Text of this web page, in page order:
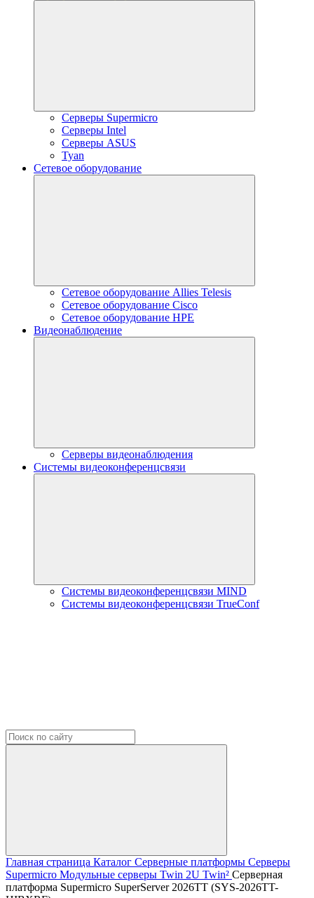
Серверы Supermicro
Серверы Intel
Серверы ASUS
Tyan
Сетевое оборудование
Сетевое оборудование Allies Telesis
Сетевое оборудование Cisco
Сетевое оборудование HPE
Видеонаблюдение
Серверы видеонаблюдения
Системы видеоконференцсвязи
Системы видеоконференцсвязи MIND
Системы видеоконференцсвязи TrueConf
Главная страница Каталог Серверные платформы Серверы
Supermicro Модульные серверы Twin 2U Twin² Серверная
платформа Supermicro SuperServer 2026TT (SYS-2026TT-